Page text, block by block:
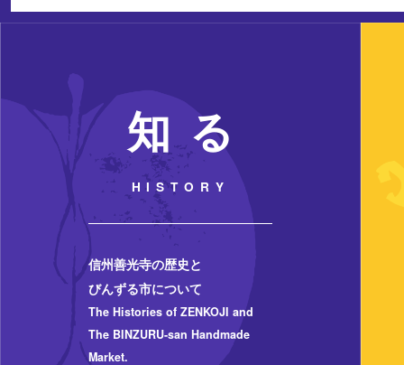
知 る
HISTORY
信州善光寺の歴史と
びんずる市について
The Histories of ZENKOJI and
The BINZURU-san Handmade
Market.